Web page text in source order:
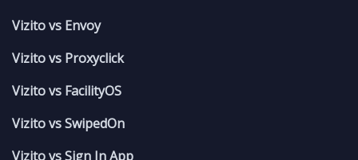
Vizito vs Envoy
Vizito vs Proxyclick
Vizito vs FacilityOS
Vizito vs SwipedOn
Vizito vs Sign In App